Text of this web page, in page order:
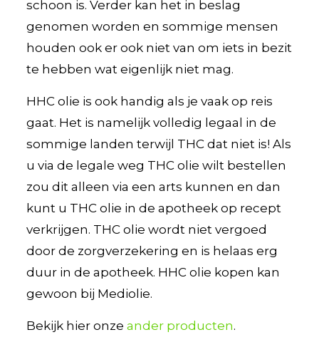
schoon is. Verder kan het in beslag
genomen worden en sommige mensen
houden ook er ook niet van om iets in bezit
te hebben wat eigenlijk niet mag.
HHC olie is ook handig als je vaak op reis
gaat. Het is namelijk volledig legaal in de
sommige landen terwijl THC dat niet is! Als
u via de legale weg THC olie wilt bestellen
zou dit alleen via een arts kunnen en dan
kunt u THC olie in de apotheek op recept
verkrijgen. THC olie wordt niet vergoed
door de zorgverzekering en is helaas erg
duur in de apotheek. HHC olie kopen kan
gewoon bij Mediolie.
Bekijk hier onze ander producten.